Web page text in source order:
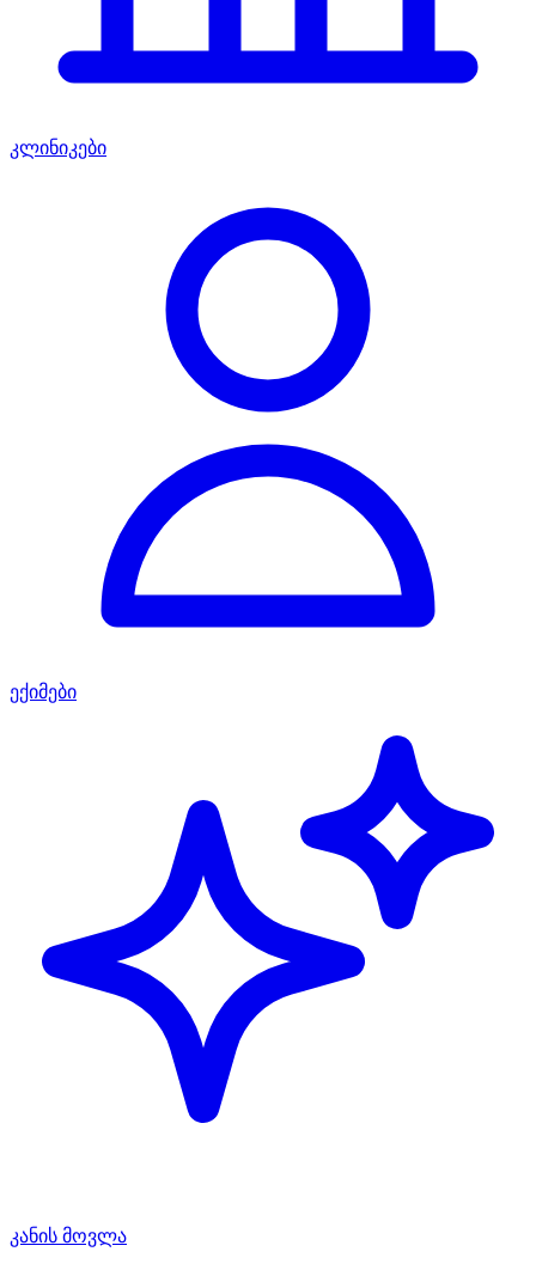
კლინიკები
ექიმები
კანის მოვლა